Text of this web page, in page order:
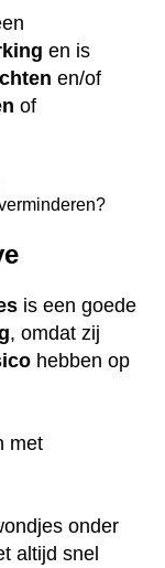
en is
en/of
of
is een goede
, omdat zij
hebben op
met
onder
altijd snel